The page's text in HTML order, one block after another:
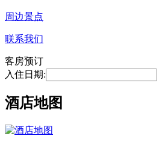
周边景点
联系我们
客房预订
入住日期:
酒店地图